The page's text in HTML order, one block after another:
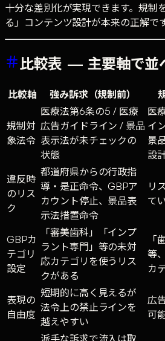
十分な差別化が実現できます。規制
る」コンテンツ設計が本来の正解です
比較表 — 主要軸で並
比較軸 強み訴求（規制前）
規制対
象法令
医療法第6条の5 / 医療
広告ガイドライン / 景品
表示法が未チェックの
状態
医
イ
景
設
違反時
のリス
ク
都道府県からの行政指
導・是正命令、GBPア
カウント停止、景品表
示法措置命令
リ
て
GBPカ
テゴリ
設定
「審美歯科」「インプ
ラント専門」等の未対
応カテゴリを使うリス
クがある
「
等
カ
表現の
自由度
短期的に高く見えるが
法令上の禁止ラインを
越えやすい
広
可